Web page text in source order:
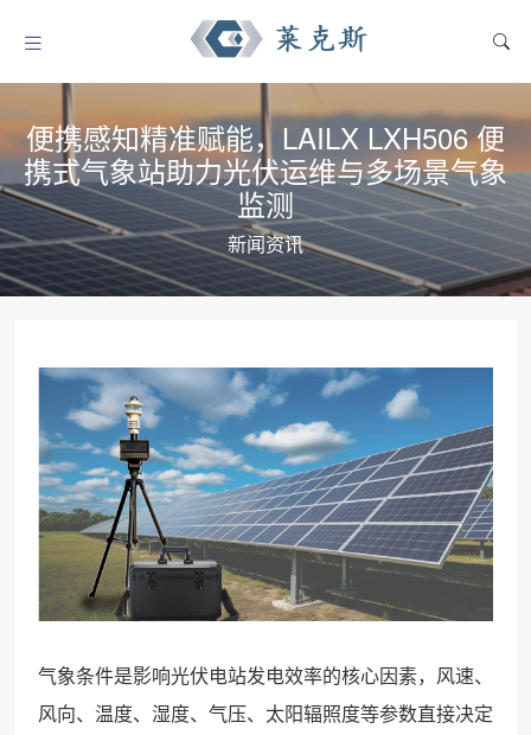
便携感知精准赋能，LAILX LXH506 便
携式气象站助力光伏运维与多场景气象
监测
新闻资讯
气象条件是影响光伏电站发电效率的核心因素，风速、
风向、温度、湿度、气压、太阳辐照度等参数直接决定